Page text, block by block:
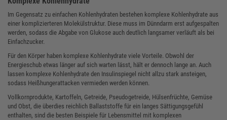
Im Gegensatz zu einfachen Kohlenhydraten bestehen komplexe Kohlenhydrate aus
einer komplizierteren Molekülstruktur. Diese muss im Dünndarm erst aufgespalten
werden, sodass die Abgabe von Glukose auch deutlich langsamer verläuft als bei
Einfachzucker.
Für den Körper haben komplexe Kohlenhydrate viele Vorteile. Obwohl der
Energieschub etwas länger auf sich warten lässt, hält er dennoch lange an. Auch
lassen komplexe Kohlenhydrate den Insulinspiegel nicht allzu stark ansteigen,
sodass Heißhungerattacken vermieden werden können.
Vollkornprodukte, Kartoffeln, Getreide, Pseudogetreide, Hülsenfrüchte, Gemüse
und Obst, die überdies reichlich Ballaststoffe für ein langes Sättigungsgefühl
enthalten, sind die besten Beispiele für Lebensmittel mit komplexen